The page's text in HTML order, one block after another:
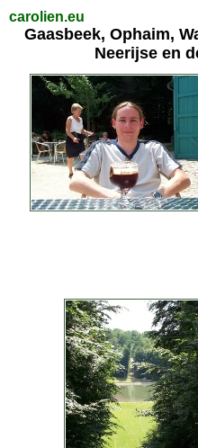
carolien.eu
Gaasbeek, Ophaim,
Neerijse en